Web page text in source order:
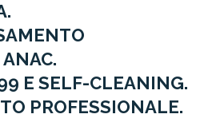
E SELF-CLEANING.
PROFESSIONALE.